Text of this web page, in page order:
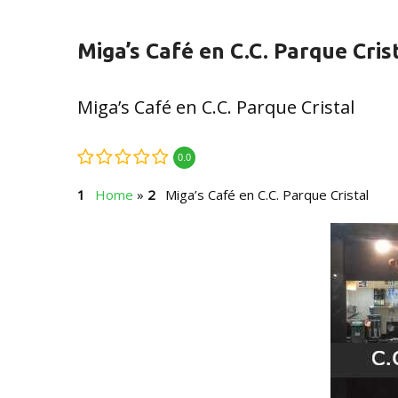
Miga’s Café en C.C. Parque
Miga’s Café en C.C. Parque Cristal
0.0
Home » Miga’s Café en C.C. Parque Cristal